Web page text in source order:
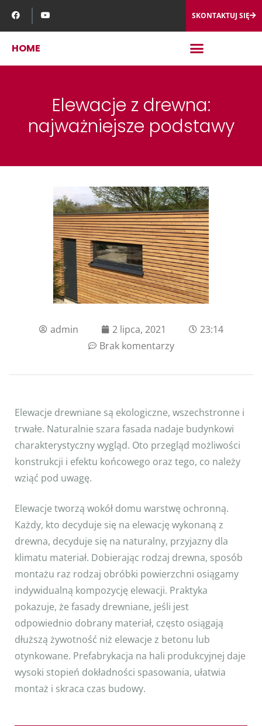
SKONTAKTUJ SIĘ
HOME
Elewacje z drewna:
najważniejsze podstawy
admin 2 lipca, 2021
23:14
Brak komentarzy
Elewacje drewniane są ekologiczne, wszechstronne i
trwałe. Naturalnie szara fasada nadaje budynkowi
charakterystyczny wygląd. Oto przegląd możliwości
konstrukcji i efektu końcowego oraz tego, co należy
wziąć pod uwagę.
Elewacje tworzą wokół domu warstwę ochronną.
Każdy, kto decyduje się na elewację wykonaną z
drewna, decyduje się na naturalny, przyjazny dla
klimatu materiał. Dobierając rodzaj drewna, sposób
montażu raz rodzaj obróbki powierzchni osiągamy
indywidualną kompozycję elewacji. Praktyka
pokazuje, że fasady drewniane, jeśli jest
odpowiednio dobrany materiał, często osiągają
dłuższą żywotność niż elewacje z betonu lub
otynkowane. Prefabrykacja na hali produkcyjnej daje
wysoki stopień dokładności spasowania, ułatwia
montaż i skraca czas budowy.